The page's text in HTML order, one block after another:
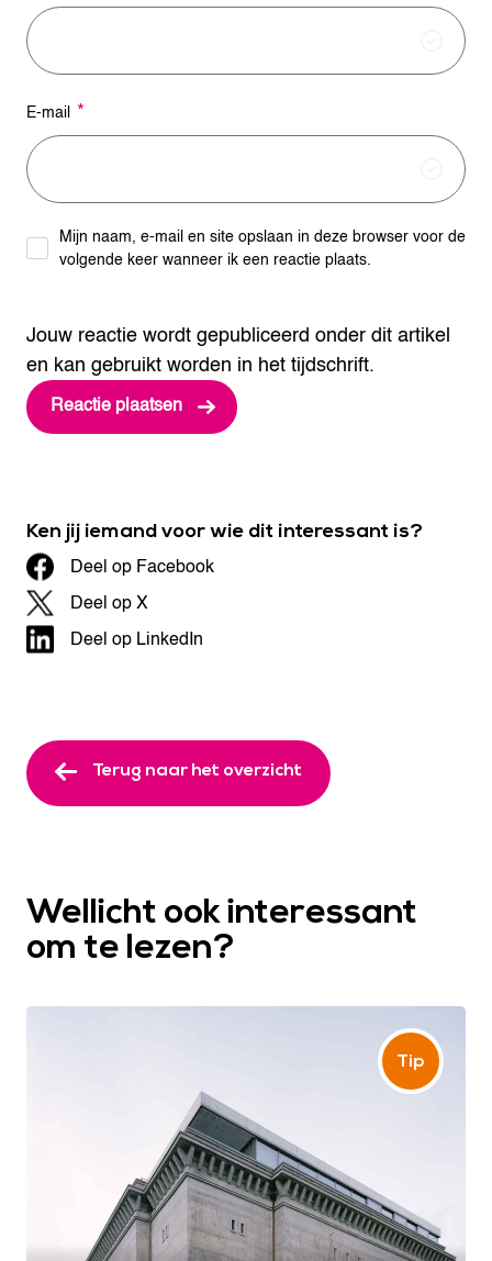
Jouw reactie wordt gepubliceerd onder dit artikel
en kan gebruikt worden in het tijdschrift.
E-mail *
Mijn naam, e-mail en site opslaan in deze browser voor de
volgende keer wanneer ik een reactie plaats.
Ken jij iemand voor wie dit interessant is?
Deel op Facebook
Deel op X
Deel op LinkedIn
Terug naar het overzicht
Wellicht ook interessant
om te lezen?